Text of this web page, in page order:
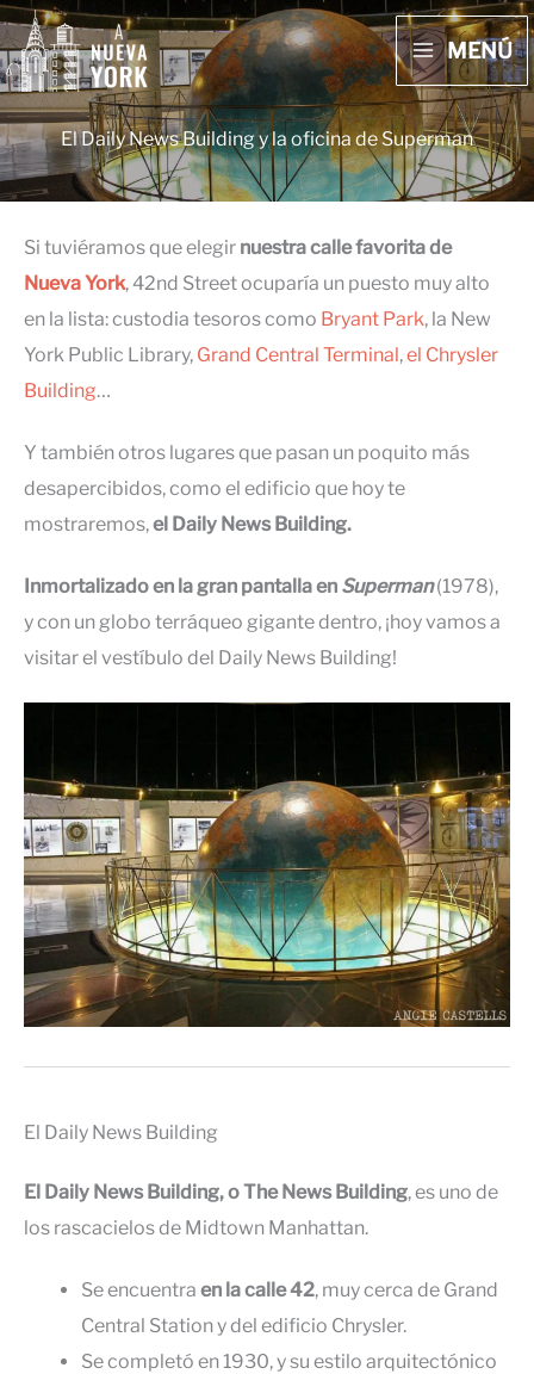
Ir
al
contenido
MAIN
MENU
MENÚ
El Daily News Building y la oficina de Superman
Si tuviéramos que elegir nuestra calle favorita de
Nueva York, 42nd Street ocuparía un puesto muy alto
en la lista: custodia tesoros como Bryant Park, la New
York Public Library, Grand Central Terminal,el Chrysler
Building…
Y también otros lugares que pasan un poquito más
desapercibidos, como el edificio que hoy te
mostraremos,el Daily News Building.
Inmortalizado en la gran pantalla en Superman (1978),
y con un globo terráqueo gigante dentro, ¡hoy vamos a
visitar el vestíbulo del Daily News Building!
El Daily News Building
El Daily News Building, o The News Building, es uno de
los rascacielos de Midtown Manhattan.
Se encuentra en la calle 42, muy cerca de Grand
Central Station y del edificio Chrysler.
Se completó en 1930, y su estilo arquitectónico